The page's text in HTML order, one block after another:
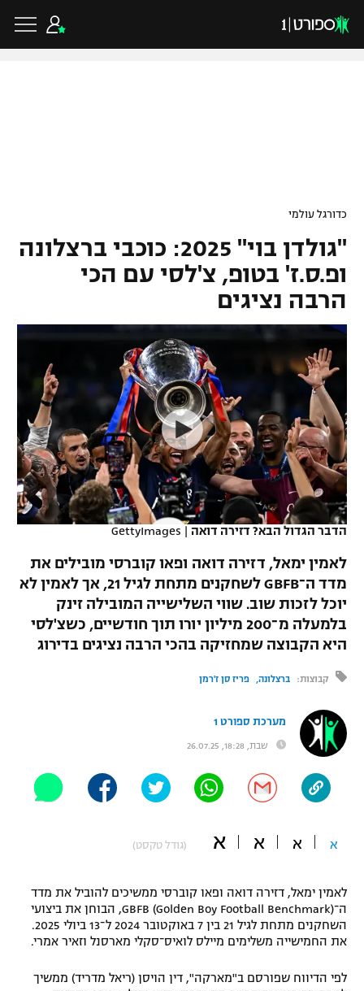
VOD
רץ ברשת
תוצאות
לוח שידורים
ברחבה
"מחצית בשכונה" – פודקאסט
משתתפים וזוכים בפרסים
תקנון משתתפים וזוכים בפרסים
תקנון עבור פעילות אלקטרה
תקנון עבור פעילות ספורט 1 – "מרלן"
גיימינג E-Sports
תנאי שימוש
גביע הטוטו
ליגיונרים
גביע המדינה
נבחרת ישראל
מכבי חיפה
בית"ר ירושלים
מכבי תל אביב
הפועל חיפה
הפועל באר שבע
ליגת האלופות
ליגה אירופית
ליגה אנגלית
ליגה גרמנית
ליגה ספרדית
ליגה איטלקית
ליגה צרפתית
ליגה הולנדית
ליגה טורקית
ליגה סינית
ליגות נוספות
כדורסל ישראלי
ליגת ווינר סל
ליגה לאומית
כדורסל נשים
מכבי תל אביב
הפועל חולון
הפועל ירושלים
דני אבדיה
כדורסל עולמי
NBA
יורוליג
יורוקאפ
ענפים נוספים
טניס
כדוריד
כדורעף
שחייה
ג'ודו
אגרוף
ספורט אולימפי
UFC
היאבקות WWE
ספורט מוטורי
כדורמים
בייסבול MLB
כדורגל עולמי
"גולדן בוי" 2025: כוכבי ברצלונה
ופ.ס.ז' בטופ, צ'לסי עם הכי
הרבה נציגים
הדבר הגדול הבא? דזירה דואה |
GettyImages
לאמין ימאל, דזירה דואה ופאו קוברסי מובילים את
מדד ה־GBFB לשחקנים מתחת לגיל 21, אך לאמין לא
יוכל לזכות שוב. שווי השלישייה המובילה זינק
בלמעלה מ־200 מיליון יורו תוך חודשיים, כשצ'לסי
היא הקבוצה שמחזיקה בהכי הרבה נציגים בדירוג
קבוצות: ברצלונה פריז סן ז'רמן
מערכת ספורט 1
שבת, 18:28, 26.07.25
א א א א (גודל טקסט)
לאמין ימאל, דזירה דואה ופאו קוברסי ממשיכים להוביל את מדד
ה־GBFB (Golden Boy Football Benchmark), הבוחן את ביצועי
השחקנים מתחת לגיל 21 בין 7 באוקטובר 2024 ל־13 ביולי 2025.
את החמישייה משלימים מיילס לואיס־סקלי מארסנל וזאיר אמרי.
לפי הדיווח שפורסם ב"מארקה", דין הויסן (ריאל מדריד) ממשיך